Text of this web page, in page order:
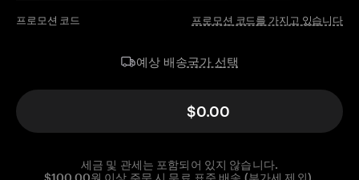
프로모션 코드 프로모션 코드를 가지고 있습니다
예상 배송국가 선택
$0.00
세금 및 관세는 포함되어 있지 않습니다.